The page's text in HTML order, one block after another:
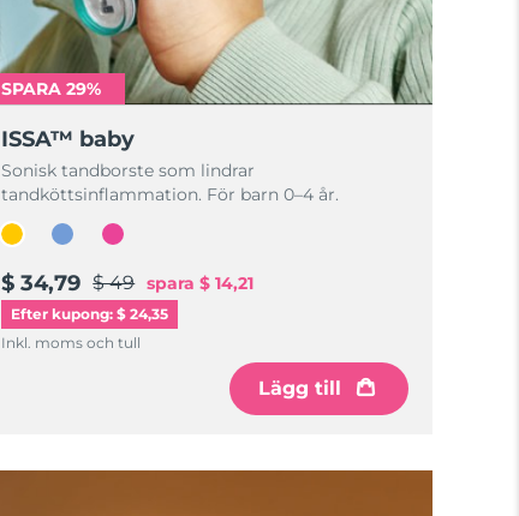
SPARA 29%
ISSA™ baby
Sonisk tandborste som lindrar
tandköttsinflammation. För barn 0–4 år.
$ 34,79 $ 49 spara $ 14,21
Efter kupong: $ 24,35
Inkl. moms och tull
Lägg till